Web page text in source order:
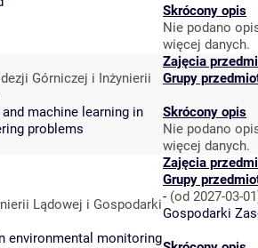
Skrócony opis
Nie podano
więcej danych.
Górniczej i Inżynierii
machine learning in
problems
Zajęcia
Grupy
Skrócony opis
Nie podano
więcej danych.
Lądowej i Gospodarki
environmental monitoring
Zajęcia
Grupy
- (od 2027-03-
Gospodarki